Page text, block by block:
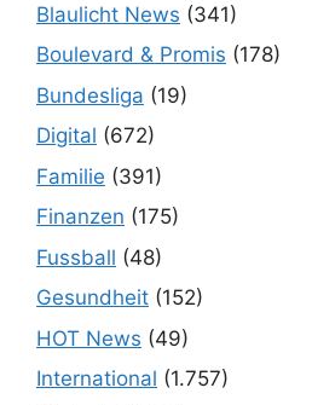
Blaulicht News (341)
Boulevard & Promis (178)
Bundesliga (19)
Digital (672)
Familie (391)
Finanzen (175)
Fussball (48)
Gesundheit (152)
HOT News (49)
International (1.757)